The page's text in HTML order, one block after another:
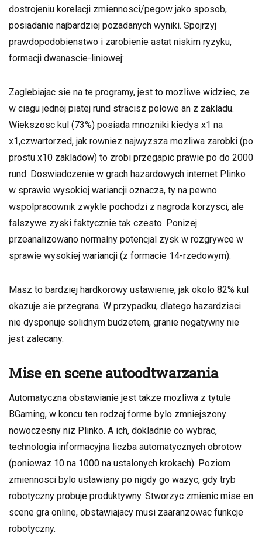
dostrojeniu korelacji zmiennosci/pegow jako sposob,
posiadanie najbardziej pozadanych wyniki. Spojrzyj
prawdopodobienstwo i zarobienie astat niskim ryzyku,
formacji dwanascie-liniowej:
Zaglebiajac sie na te programy, jest to mozliwe widziec, ze
w ciagu jednej piatej rund stracisz polowe an z zakladu.
Wiekszosc kul (73%) posiada mnozniki kiedys x1 na
x1,czwartorzed, jak rowniez najwyzsza mozliwa zarobki (po
prostu x10 zakladow) to zrobi przegapic prawie po do 2000
rund. Doswiadczenie w grach hazardowych internet Plinko
w sprawie wysokiej wariancji oznacza, ty na pewno
wspolpracownik zwykle pochodzi z nagroda korzysci, ale
falszywe zyski faktycznie tak czesto. Ponizej
przeanalizowano normalny potencjal zysk w rozgrywce w
sprawie wysokiej wariancji (z formacie 14-rzedowym):
Masz to bardziej hardkorowy ustawienie, jak okolo 82% kul
okazuje sie przegrana. W przypadku, dlatego hazardzisci
nie dysponuje solidnym budzetem, granie negatywny nie
jest zalecany.
Mise en scene autoodtwarzania
Automatyczna obstawianie jest takze mozliwa z tytule
BGaming, w koncu ten rodzaj forme bylo zmniejszony
nowoczesny niz Plinko. A ich, dokladnie co wybrac,
technologia informacyjna liczba automatycznych obrotow
(poniewaz 10 na 1000 na ustalonych krokach). Poziom
zmiennosci bylo ustawiany po nigdy go wazyc, gdy tryb
robotyczny probuje produktywny. Stworzyc zmienic mise en
scene gra online, obstawiajacy musi zaaranzowac funkcje
robotyczny.